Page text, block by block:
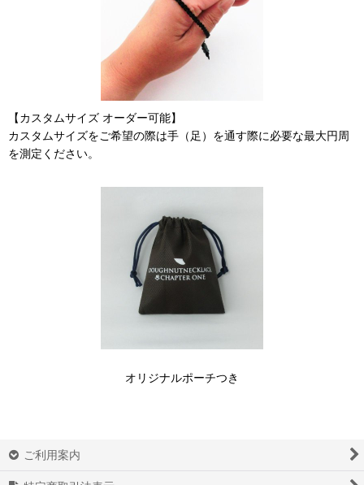
【カスタムサイズ オーダー可能】
カスタムサイズをご希望の際は手（足）を通す際に必要な最大円周
を測定ください。
オリジナルポーチつき
ご利用案内